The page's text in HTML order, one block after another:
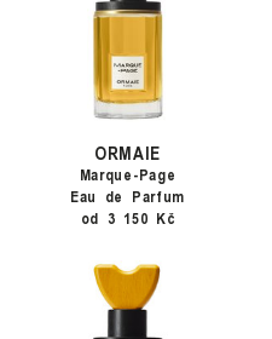
ORMAIE
Marque-Page
Eau de Parfum
od 3 150 Kč